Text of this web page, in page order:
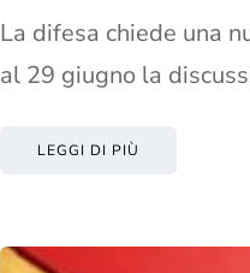
La difesa chiede una
al 29 giugno la
LEGGI DI PIÙ